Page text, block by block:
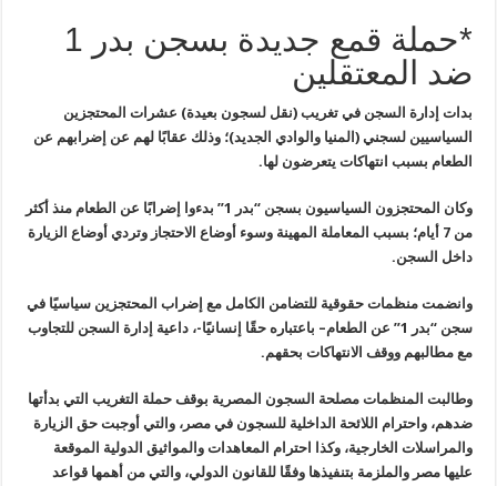
*حملة قمع جديدة بسجن بدر 1
ضد المعتقلين
بدات إدارة السجن في تغريب (نقل لسجون بعيدة) عشرات المحتجزين
السياسيين لسجني (المنيا والوادي الجديد)؛ وذلك عقابًا لهم عن إضرابهم عن
الطعام بسبب انتهاكات يتعرضون لها.
وكان المحتجزون السياسيون بسجن “بدر 1” بدءوا إضرابًا عن الطعام منذ
أكثر
من 7 أيام؛ بسبب المعاملة المهينة وسوء أوضاع الاحتجاز وتردي أوضاع
الزيارة
داخل السجن.
وانضمت منظمات حقوقية للتضامن الكامل مع إضراب المحتجزين سياسيًا في
سجن “بدر 1” عن الطعام– باعتباره حقًا إنسانيًا-، داعية إدارة السجن للتجاوب
مع مطالبهم ووقف الانتهاكات بحقهم.
وطالبت المنظمات مصلحة السجون المصرية بوقف حملة التغريب التي بدأتها
ضدهم، واحترام اللائحة الداخلية للسجون في مصر، والتي أوجبت حق الزيارة
والمراسلات الخارجية، وكذا احترام المعاهدات والمواثيق الدولية الموقعة
عليها مصر والملزمة بتنفيذها وفقًا للقانون الدولي، والتي من أهمها قواعد